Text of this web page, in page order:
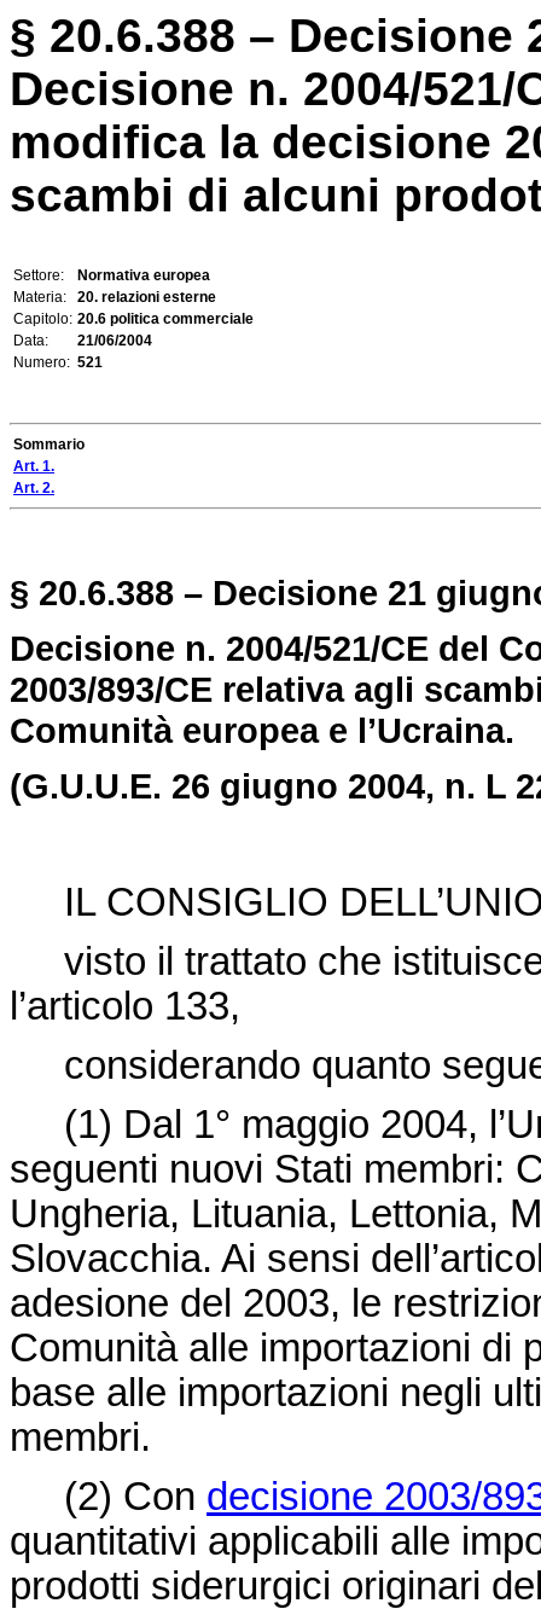
§ 20.6.388 – Decisione
Decisione n. 2004/
modifica la decisione
scambi di alcuni
Settore:
Normativa europea
Materia:
20. relazioni esterne
Capitolo: 20.6 politica commerciale
Data:
21/06/2004
Numero: 521
Sommario
Art. 1.
Art. 2.
§ 20.6.388 – Decisione 21
Decisione n. 2004/521/CE del
2003/893/CE relativa agli
Comunità europea e l’Ucraina.
(G.U.U.E. 26 giugno 2004, n. L
IL CONSIGLIO
visto il trattato che
l’articolo 133,
considerando quanto
(1) Dal 1° maggio 2004,
seguenti nuovi Stati membri:
Ungheria, Lituania, Lettonia,
Slovacchia. Ai sensi
adesione del 2003, le
Comunità alle importazioni di
base alle importazioni negli
membri.
(2) Con decisione 2003/
quantitativi applicabili alle
prodotti siderurgici originari